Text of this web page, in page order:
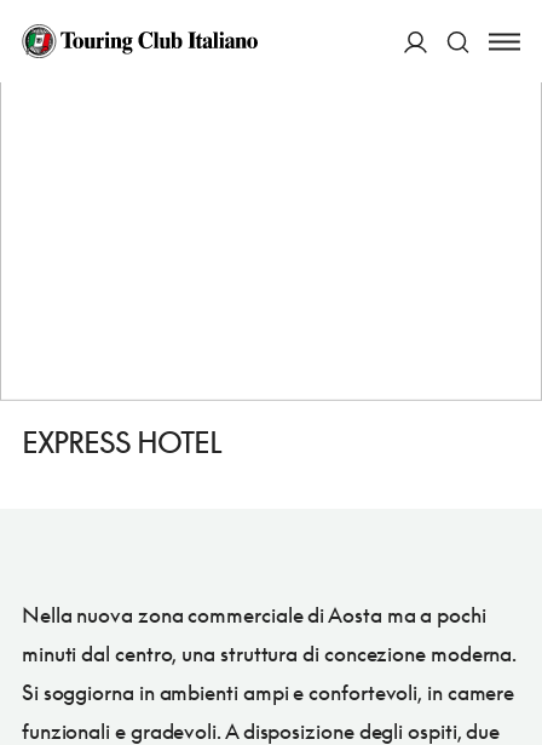
HOME
EXPRESS HOTEL
Nella nuova zona commerciale di Aosta ma a pochi
minuti dal centro, una struttura di concezione moderna.
Si soggiorna in ambienti ampi e confortevoli, in camere
funzionali e gradevoli. A disposizione degli ospiti, due